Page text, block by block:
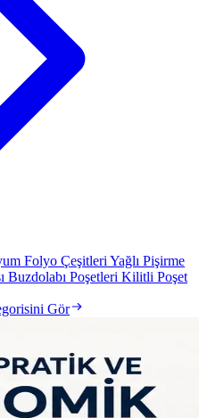
Folyo Çeşitleri Yağlı Pişirme
Buzdolabı Poşetleri Kilitli Poşet
Gör